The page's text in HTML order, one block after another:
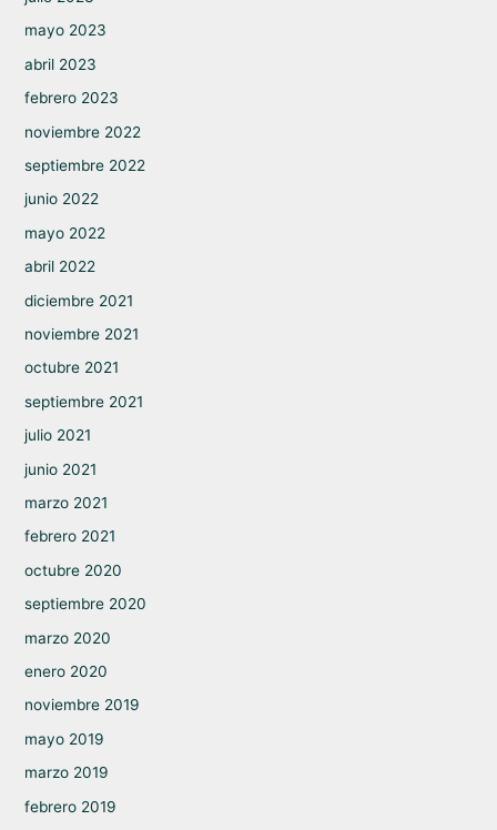
mayo 2023
abril 2023
febrero 2023
noviembre 2022
septiembre 2022
junio 2022
mayo 2022
abril 2022
diciembre 2021
noviembre 2021
octubre 2021
septiembre 2021
julio 2021
junio 2021
marzo 2021
febrero 2021
octubre 2020
septiembre 2020
marzo 2020
enero 2020
noviembre 2019
mayo 2019
marzo 2019
febrero 2019